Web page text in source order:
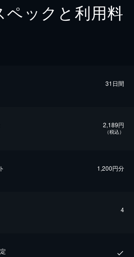
ペックと利用料
31日間
2,189円
（税込）
1,200円分
4